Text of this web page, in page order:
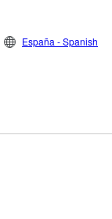
España - Spanish